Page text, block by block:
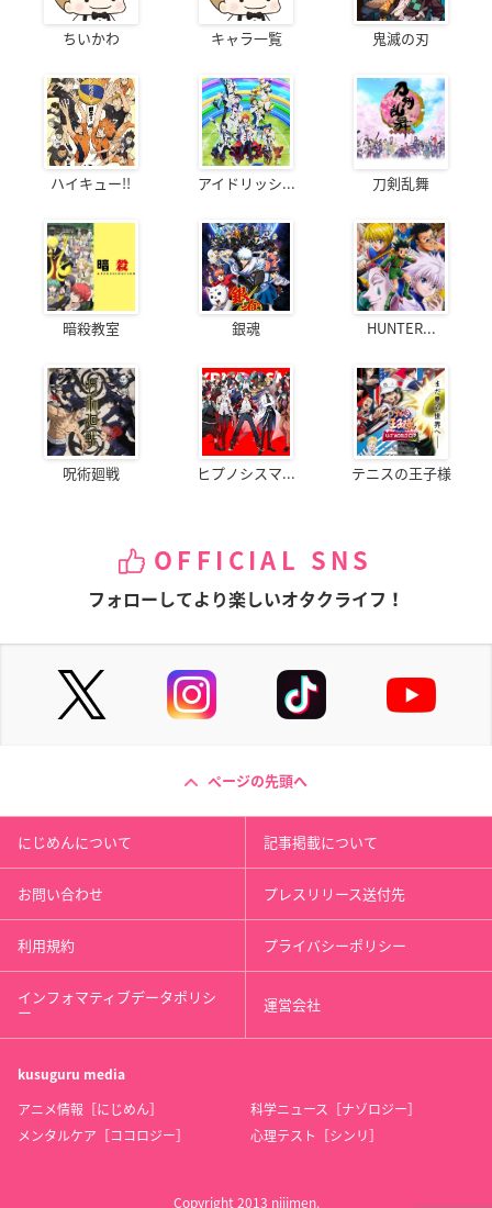
ちいかわ キャラ一覧 鬼滅の刃
ハイキュー!! アイドリッシ... 刀剣乱舞
暗殺教室 銀魂 HUNTER...
呪術廻戦 ヒプノシスマ... テニスの王子様
OFFICIAL SNS
フォローしてより楽しいオタクライフ！
ページの先頭へ
にじめんについて 記事掲載について
お問い合わせ プレスリリース送付先
利用規約 プライバシーポリシー
インフォマティブデータポリシ
ー 運営会社
kusuguru media
アニメ情報［にじめん］
科学ニュース［ナゾロジー］
メンタルケア［ココロジー］
心理テスト［シンリ］
Copyright 2013 nijimen.